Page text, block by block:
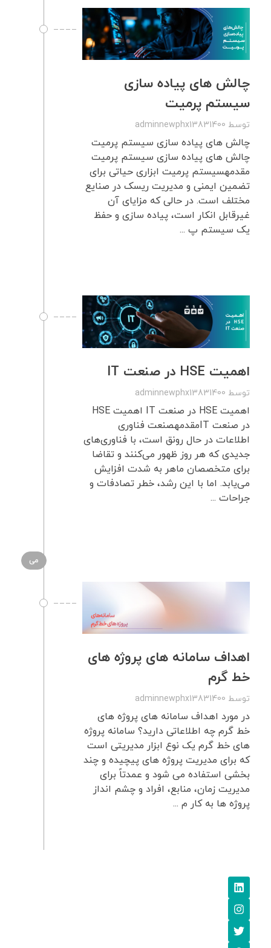
چالش های پیاده سازی
سیستم پرمیت
توسط adminnewphx13831400
چالش های پیاده سازی سیستم پرمیت
چالش های پیاده سازی سیستم پرمیت
مقدمهسیستم پرمیت ابزاری حیاتی برای
تضمین ایمنی و مدیریت ریسک در صنایع
مختلف است. در حالی که مزایای آن
غیرقابل انکار است، پیاده سازی و حفظ
یک سیستم پ ...
اهمیت HSE در صنعت IT
توسط adminnewphx13831400
اهمیت HSE در صنعت IT اهمیت HSE
در صنعت ITمقدمهصنعت فناوری
اطلاعات در حال رونق است، با فناوری‌های
جدیدی که هر روز ظهور می‌کنند و تقاضا
برای متخصصان ماهر به شدت افزایش
می‌یابد. اما با این رشد، خطر تصادفات و
جراحات ...
می
اهداف سامانه های پروژه های
خط گرم
توسط adminnewphx13831400
در مورد اهداف سامانه های پروژه های
خط گرم چه اطلاعاتی دارید؟ سامانه پروژه
های خط گرم یک نوع ابزار مدیریتی است
که برای مدیریت پروژه های پیچیده و چند
بخشی استفاده می شود و عمدتاً برای
مدیریت زمان، منابع، افراد و چشم انداز
پروژه ها به کار م ...